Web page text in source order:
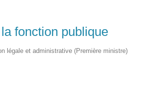
fonction publique
légale et administrative (Première ministre)